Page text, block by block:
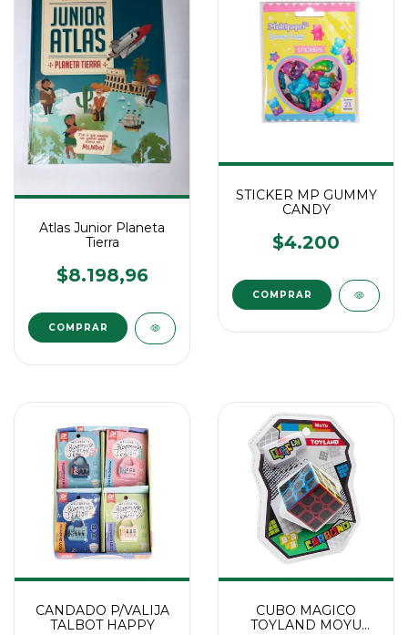
Atlas Junior Planeta
Tierra
$8.198,96
STICKER MP GUMMY
CANDY
$4.200
CANDADO P/VALIJA
TALBOT HAPPY
CUBO MAGICO
TOYLAND MOYU